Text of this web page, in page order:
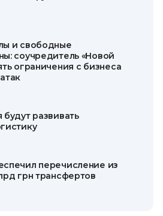
и свободные
соучредитель «Новой
ограничения с бизнеса
развивать
перечисление из
грн трансфертов